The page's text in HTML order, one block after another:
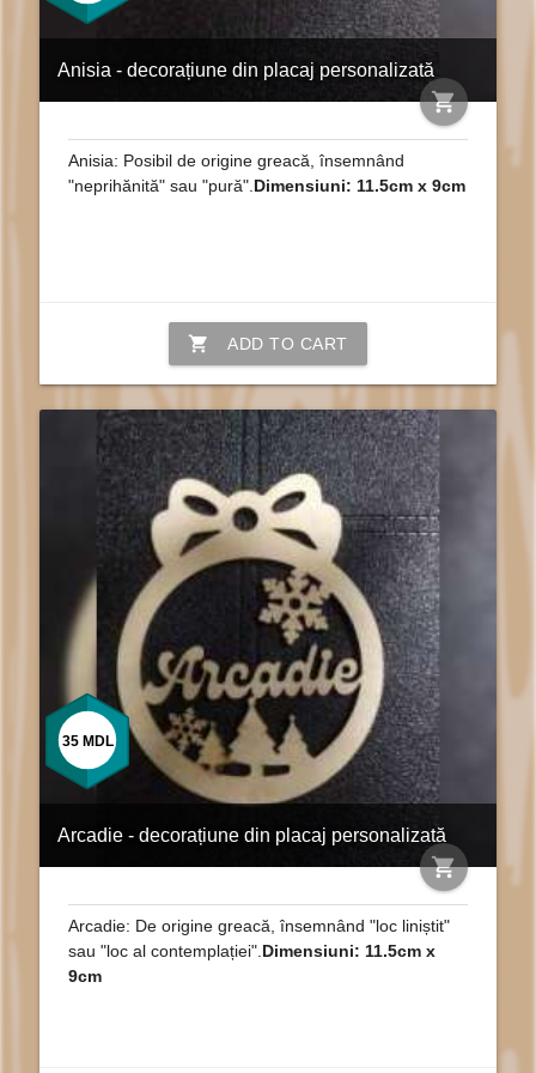
Anisia - decorațiune din placaj personalizată
shopping_cart
Anisia: Posibil de origine greacă, însemnând
"neprihănită" sau "pură". Dimensiuni: 11.5cm x 9cm
shopping_cart ADD TO CART
Arcadie - decorațiune din placaj personalizată
shopping_cart
35 MDL
Arcadie: De origine greacă, însemnând "loc liniștit"
sau "loc al contemplației". Dimensiuni: 11.5cm x
9cm